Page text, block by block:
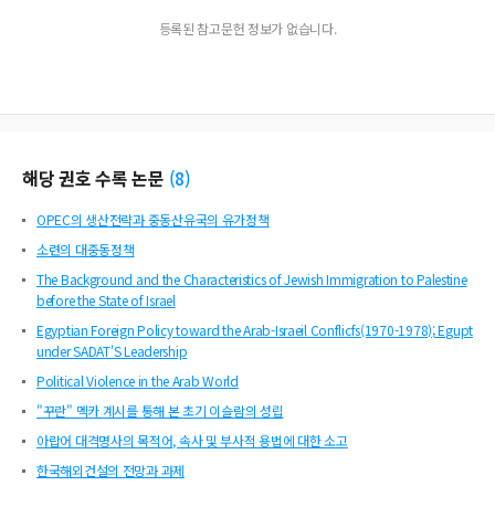
등록된 참고문헌 정보가 없습니다.
해당 권호 수록 논문 (8)
OPEC의 생산전략과 중동산유국의 유가정책
소련의 대중동정책
The Background and the Characteristics of Jewish Immigration to Palestine
before the State of Israel
Egyptian Foreign Policy toward the Arab-Israeil Conflicfs(1970-1978); Egupt
under SADAT'S Leadership
Political Violence in the Arab World
"꾸란" 멕카 계시를 통해 본 초기 이슬람의 성립
아랍어 대격명사의 목적어, 속사 및 부사적 용법에 대한 소고
한국해외건설의 전망과 과제